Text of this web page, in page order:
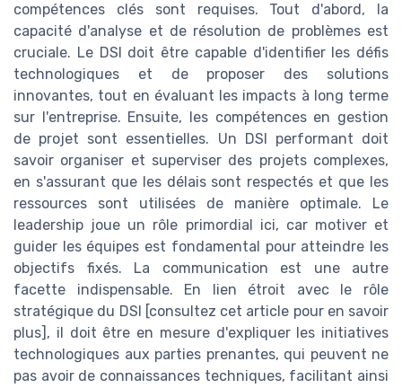
compétences clés sont requises. Tout d'abord, la
capacité d'analyse et de résolution de problèmes est
cruciale. Le DSI doit être capable d'identifier les défis
technologiques et de proposer des solutions
innovantes, tout en évaluant les impacts à long terme
sur l'entreprise. Ensuite, les compétences en gestion
de projet sont essentielles. Un DSI performant doit
savoir organiser et superviser des projets complexes,
en s'assurant que les délais sont respectés et que les
ressources sont utilisées de manière optimale. Le
leadership joue un rôle primordial ici, car motiver et
guider les équipes est fondamental pour atteindre les
objectifs fixés. La communication est une autre
facette indispensable. En lien étroit avec le rôle
stratégique du DSI [consultez cet article pour en savoir
plus], il doit être en mesure d'expliquer les initiatives
technologiques aux parties prenantes, qui peuvent ne
pas avoir de connaissances techniques, facilitant ainsi